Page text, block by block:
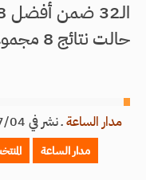
حالت نتائج 8 مجموعات أخرى دون ذلك.
مدار الساعةـنشر في 2026/07/04 الساعة 16:06
مدار الساعة